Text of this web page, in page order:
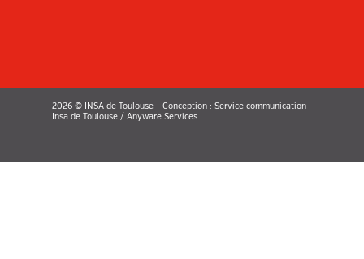
2026 © INSA de Toulouse - Conception : Service communication
Insa de Toulouse / Anyware Services